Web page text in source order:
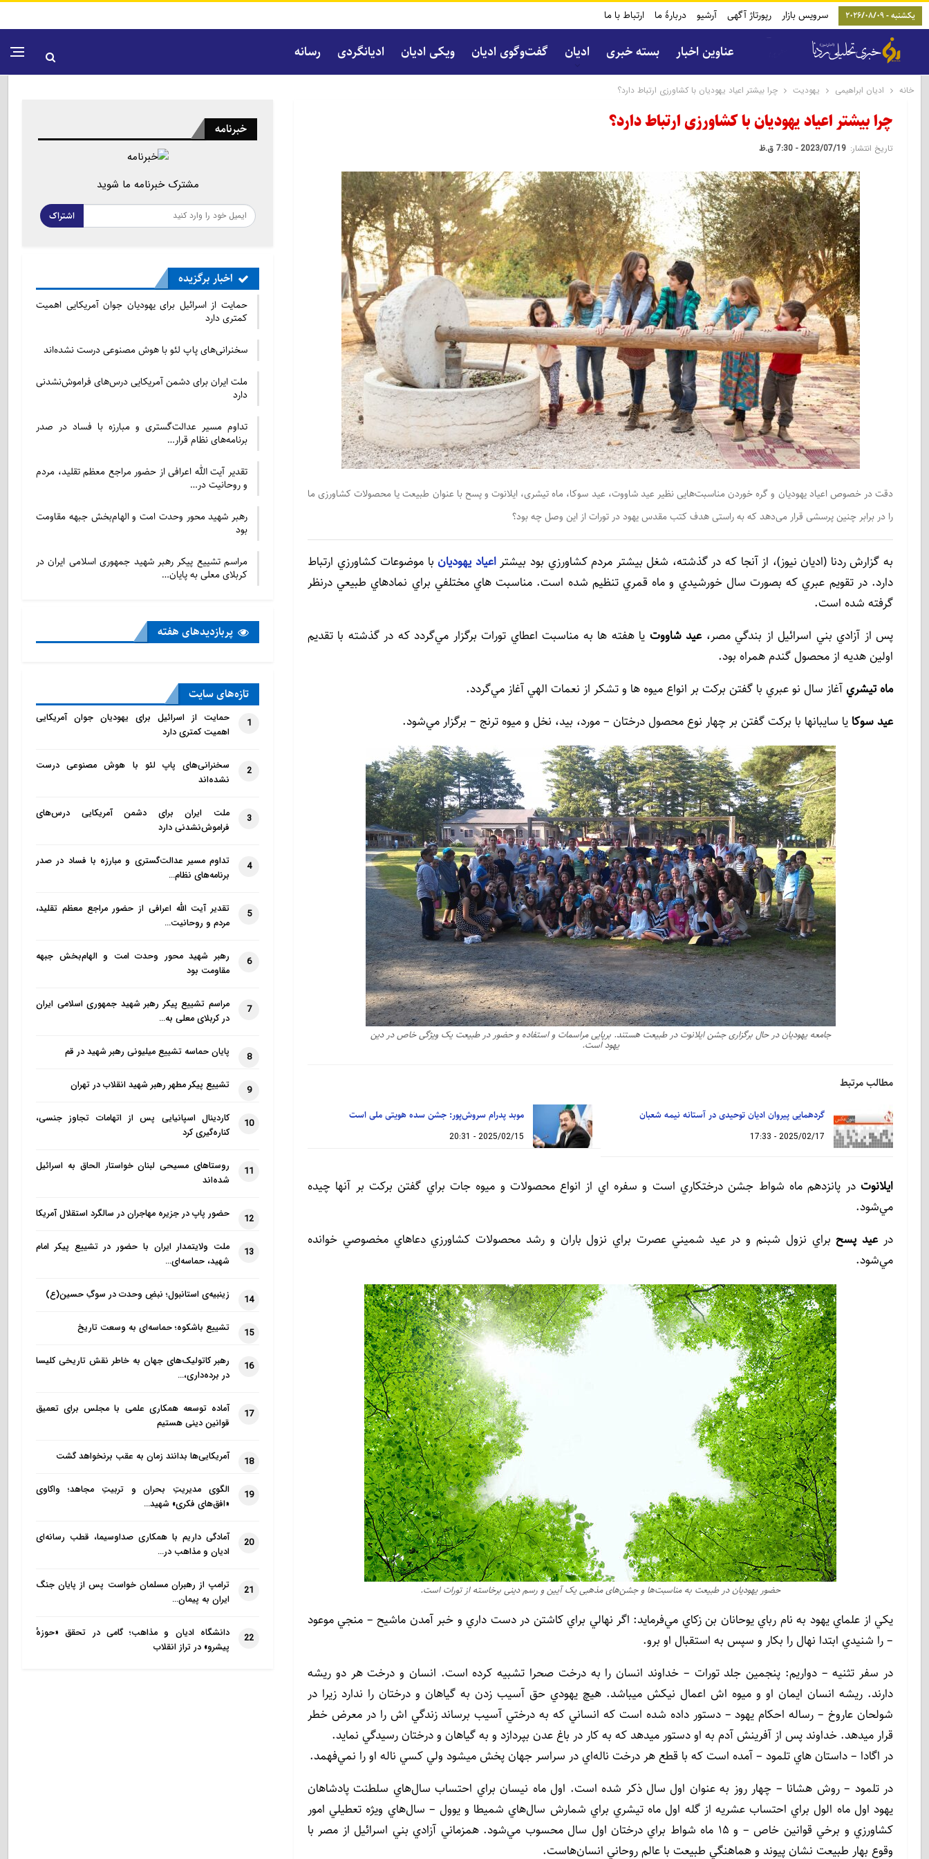
یکشنبه - 2026/08/09 سرویس بازار رپورتاژ آگهی آرشیو دربارۀ ما ارتباط با ما
عناوین اخبار بسته خبری ادیان گفت‌و‌گوی ادیان ویکی ادیان ادیانگردی رسانه
خانه ادیان ابراهیمی یهودیت چرا بیشتر اعیاد یهودیان با کشاورزی ارتباط دارد؟
چرا بیشتر اعیاد یهودیان با کشاورزی ارتباط دارد؟
تاریخ انتشار: 2023/07/19 - 7:30 ق.ظ
دقت در خصوص اعیاد یهودیان و گره خوردن مناسبت‌هایی نظیر عید شاووت، عید سوکا، ماه تیشری، ایلانوت و پسح با عنوان طبیعت یا محصولات کشاورزی ما
را در برابر چنین پرسشی قرار می‌دهد که به راستی هدف کتب مقدس یهود در تورات از این وصل چه بود؟
به گزارش ردنا (ادیان نیوز)، از آنجا كه در گذشته، شغل بيشتر مردم كشاورزي بود بيشتراعیاد یهودیان با موضوعات كشاورزي ارتباط
دارد. در تقويم عبري كه بصورت سال خورشيدي و ماه قمري تنظيم شده است. مناسبت هاي مختلفي براي نمادهاي طبيعي درنظر
گرفته شده است.
پس از آزادي بني اسرائيل از بندگي مصر،عيد شاووت يا هفته ها به مناسبت اعطاي تورات برگزار مي‌گردد كه در گذشته با تقديم
اولين هديه از محصول گندم همراه بود.
ماه تيشري آغاز سال نو عبري با گفتن بركت بر انواع ميوه ها و تشكر از نعمات الهي آغاز مي‌گردد.
عيد سوكا يا سايبانها با بركت گفتن بر چهار نوع محصول درختان – مورد، بيد، نخل و ميوه ترنج – برگزار مي‌شود.
جامعه یهودیان در حال برگزاری جشن ایلانوت در طبیعت هستند. برپایی مراسمات و استفاده و حضور در طبیعت یک ویژگی خاص در دین
یهود است.
مطالب مرتبط
گردهمایی پیروان ادیان توحیدی در آستانه نیمه شعبان
2025/02/17 - 17:33
موبد پدرام سروش‌پور: جشن سده هویتی ملی است
2025/02/15 - 20:31
ايلانوت در پانزدهم ماه شواط جشن درختكاري است و سفره اي از انواع محصولات و ميوه جات براي گفتن بركت بر آنها چيده
مي‌شود.
درعيد پسح براي نزول شبنم و در عيد شميني عصرت براي نزول باران و رشد محصولات كشاورزي دعاهاي مخصوصي خوانده
مي‌شود.
حضور یهودیان در طبیعت به مناسبت‌‌ها و جشن‌های مذهبی یک آیین و رسم دینی برخاسته از تورات است.
يكي از علماي يهود به نام رباي يوحانان بن زكاي مي‌فرمايد: اگر نهالي براي كاشتن در دست داري و خبر آمدن ماشيح – منجي موعود
– را شنيدي ابتدا نهال را بكار و سپس به استقبال او برو.
در سفر تثنيه – دواريم: پنجمين جلد تورات – خداوند انسان را به درخت صحرا تشبيه كرده است. انسان و درخت هر دو ريشه
دارند. ريشه انسان ايمان او و ميوه اش اعمال نيكش ميباشد. هيچ يهودي حق آسيب زدن به گياهان و درختان را ندارد زيرا در
شولحان عاروخ – رساله احكام يهود – دستور داده شده است كه انساني كه به درختي آسيب برساند زندگي اش را در معرض خطر
قرار ميدهد. خداوند پس از آفرينش آدم به او دستور ميدهد كه به كار در باغ عدن بپردازد و به گياهان و درختان رسيدگي نمايد.
در اگادا – داستان هاي تلمود – آمده است كه با قطع هر درخت ناله‌اي در سراسر جهان پخش ميشود ولي كسي ناله او را نمي‌فهمد.
در تلمود – روش هشانا – چهار روز به عنوان اول سال ذكر شده است. اول ماه نيسان براي احتساب سال‌هاي سلطنت پادشاهان
يهود اول ماه الول براي احتساب عشريه از گله اول ماه تيشري براي شمارش سال‌هاي شميطا و يوول – سال‌هاي ويژه تعطيلي امور
كشاورزي و برخي قوانين خاص – و ۱۵ ماه شواط براي درختان اول سال محسوب مي‌شود. همزماني آزادي بني اسرائيل از مصر با
وقوع بهار طبيعت نشان پيوند و هماهنگي طبيعت با عالم روحاني انسان‌هاست.
خبرنامه
مشترک خبرنامه ما شوید
اشتراک
اخبار برگزیده
حمایت از اسرائیل برای یهودیان جوان آمریکایی اهمیت
کمتری دارد
سخنرانی‌های پاپ لئو با هوش مصنوعی درست نشده‌اند
ملت ایران برای دشمن آمریکایی درس‌های فراموش‌نشدنی
دارد
تداوم مسیر عدالت‌گستری و مبارزه با فساد در صدر
برنامه‌های نظام قرار…
تقدیر آیت الله اعرافی از حضور مراجع معظم تقلید، مردم
و روحانیت در…
رهبر شهید محور وحدت امت و الهام‌بخش جبهه مقاومت
بود
مراسم تشییع پیکر رهبر شهید جمهوری اسلامی ایران در
کربلای معلی به پایان…
پربازدید‌های هفته
تازه‌‌های سایت
1
حمایت از اسرائیل برای یهودیان جوان آمریکایی
اهمیت کمتری دارد
2
سخنرانی‌های پاپ لئو با هوش مصنوعی درست
نشده‌اند
3
ملت ایران برای دشمن آمریکایی درس‌های
فراموش‌نشدنی دارد
4
تداوم مسیر عدالت‌گستری و مبارزه با فساد در صدر
برنامه‌های نظام…
5
تقدیر آیت الله اعرافی از حضور مراجع معظم تقلید،
مردم و روحانیت…
6
رهبر شهید محور وحدت امت و الهام‌بخش جبهه
مقاومت بود
7
مراسم تشییع پیکر رهبر شهید جمهوری اسلامی ایران
در کربلای معلی به…
8 پایان حماسه تشییع میلیونی رهبر شهید در قم
9 تشییع پیکر مطهر رهبر شهید انقلاب در تهران
10
کاردینال اسپانیایی پس از اتهامات تجاوز جنسی،
کناره‌گیری کرد
11
روستاهای مسیحی لبنان خواستار الحاق به اسرائیل
شده‌اند
12 حضور پاپ در جزیره مهاجران در سالگرد استقلال آمریکا
13
ملت ولایتمدار ایران با حضور در تشییع پیکر امام
شهید، حماسه‌ای…
14 زینبیه‌ی استانبول؛ نبضِ وحدت در سوگِ حسین(ع)
15 تشییع باشکوه؛ حماسه‌ای به وسعت تاریخ
16
رهبر کاتولیک‌های جهان به خاطر نقش تاریخی کلیسا
در برده‌داری،…
17
آماده توسعه همکاری علمی با مجلس برای تعمیق
قوانین دینی هستیم
18 آمریکایی‌ها بدانند زمان به عقب برنخواهد گشت
19
الگوی مدیریتِ بحران و تربیتِ مجاهد؛ واکاوی
«افق‌های فکری» شهید…
20
آمادگی داریم با همکاری صداوسیما، قطب رسانه‌ای
ادیان و مذاهب در…
21
ترامپ از رهبران مسلمان خواست پس از پایان جنگ
ایران به پیمان…
22
دانشگاه ادیان و مذاهب؛ گامی در تحقق «حوزهٔ
پیشرو» در تراز انقلاب